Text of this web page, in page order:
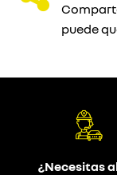
puede
¿Necesitas